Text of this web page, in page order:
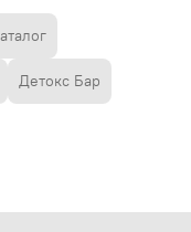
Детокс Бар